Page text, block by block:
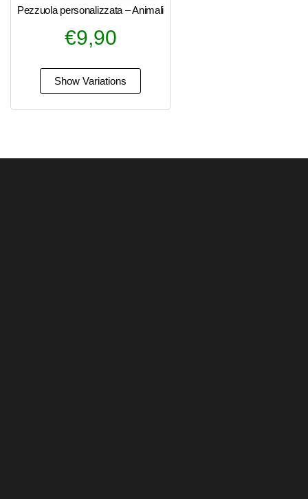
Pezzuola personalizzata – Animali
€9,90